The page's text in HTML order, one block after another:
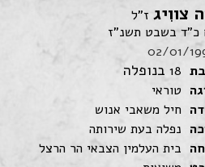
חיפוש
צווִיג ז"ל
כ"ד בשבט תשנ"ז
02/01/
בת 18 בנופלה
טוראי
חיל משאבי אנוש
נפלה בעת שירותה
בית העלמין הצבאי הר הרצל